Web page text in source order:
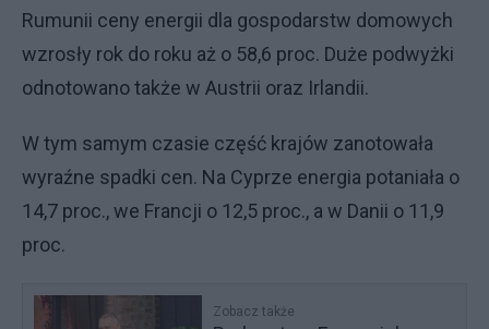
Rumunii ceny energii dla gospodarstw domowych
wzrosły rok do roku aż o 58,6 proc. Duże podwyżki
odnotowano także w Austrii oraz Irlandii.
W tym samym czasie część krajów zanotowała
wyraźne spadki cen. Na Cyprze energia potaniała o
14,7 proc., we Francji o 12,5 proc., a w Danii o 11,9
proc.
Zobacz także